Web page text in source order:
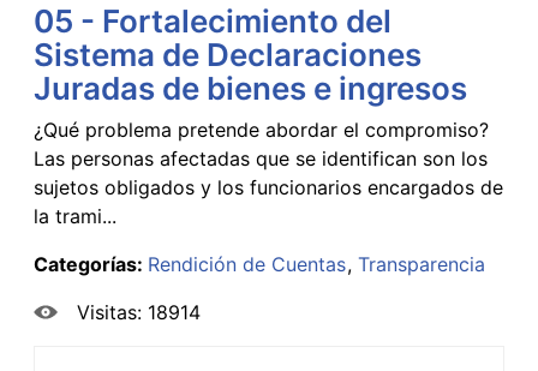
05 - Fortalecimiento del
Sistema de Declaraciones
Juradas de bienes e ingresos
¿Qué problema pretende abordar el compromiso?
Las personas afectadas que se identifican son los
sujetos obligados y los funcionarios encargados de
la trami...
Categorías: Rendición de Cuentas Transparencia
Visitas: 18914